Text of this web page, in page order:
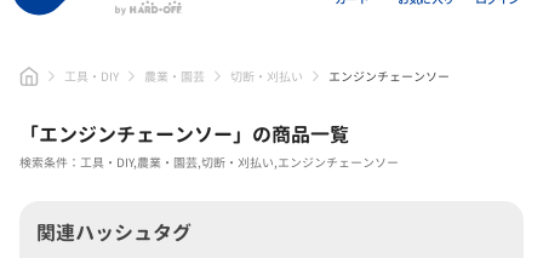
工具・DIY 農業・園芸 切断・刈払い エンジンチェーンソー
「エンジンチェーンソー」 の商品一覧
検索条件：工具・DIY,農業・園芸,切断・刈払い,エンジンチェーンソー
関連ハッシュタグ